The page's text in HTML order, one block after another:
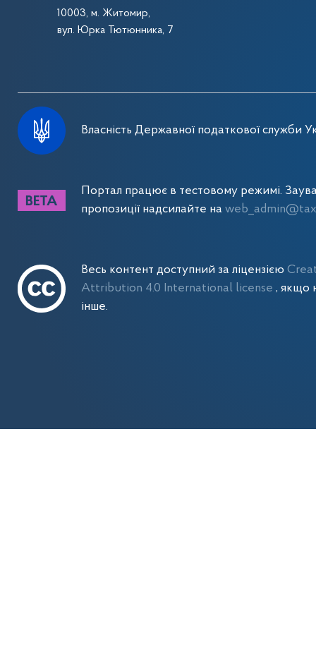
10003, м. Житомир,
вул. Юрка Тютюнника, 7
Власність Державної податкової служби
Портал працює в тестовому режимі.
пропозиції надсилайте на
Весь контент доступний за ліцензією
Attribution 4.0 International license , якщо
інше.